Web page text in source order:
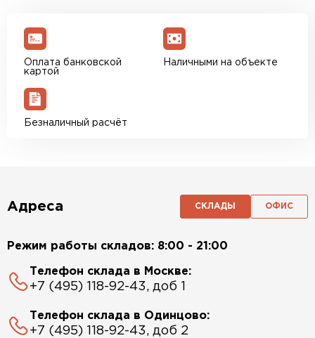
Оплата банковской
картой
Наличными на объекте
Безналичный расчёт
Адреса СКЛАДЫ ОФИС
Режим работы складов: 8:00 - 21:00
Телефон склада в Москве:
+7 (495) 118-92-43, доб 1
Телефон склада в Одинцово:
+7 (495) 118-92-43, доб 2